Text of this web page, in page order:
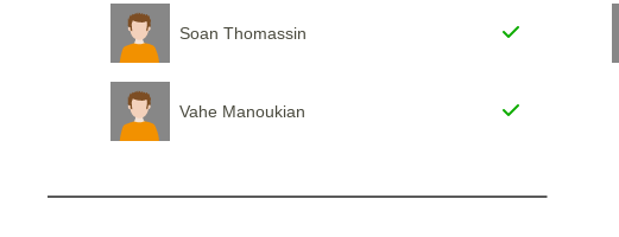
Soan Thomassin
Vahe Manoukian